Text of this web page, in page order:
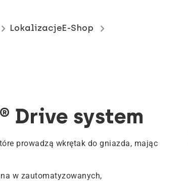
keyboard_arrow_right LokalizacjeE-Shop keyboard_arrow_right
Drive system
prowadzą wkrętak do gniazda, mając
w zautomatyzowanych,